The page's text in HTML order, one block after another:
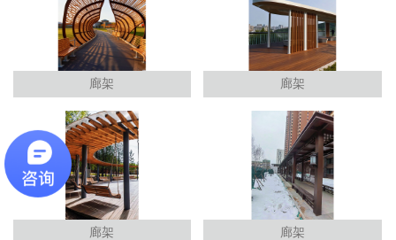
廊架 廊架
廊架 廊架